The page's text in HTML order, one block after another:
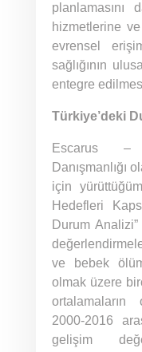
planlamasını
hizmetlerine
evrensel
sağlığının
entegre
Türkiye’deki
Escarus –
Danışmanlığı
için
Hedefleri
Durum
ve bebek
olmak üzere
2000-2016
gelişim